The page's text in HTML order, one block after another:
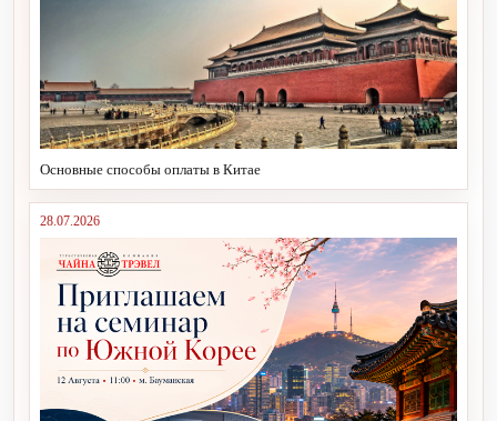
Основные способы оплаты в Китае
28.07.2026